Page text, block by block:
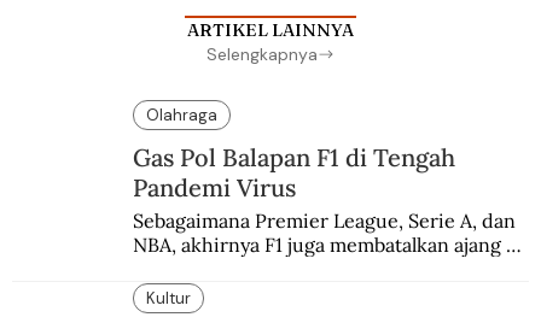
ARTIKEL LAINNYA
Selengkapnya
Olahraga
Gas Pol Balapan F1 di Tengah
Pandemi Virus
Sebagaimana Premier League, Serie A, dan
NBA, akhirnya F1 juga membatalkan ajang
enam dekade lampau.
Kultur